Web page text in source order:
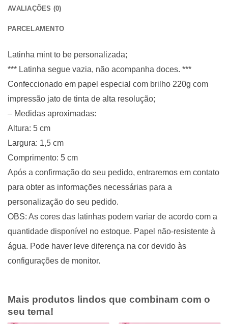
AVALIAÇÕES (0)
PARCELAMENTO
Latinha mint to be personalizada;
*** Latinha segue vazia, não acompanha doces. ***
Confeccionado em papel especial com brilho 220g com
impressão jato de tinta de alta resolução;
– Medidas aproximadas:
Altura: 5 cm
Largura: 1,5 cm
Comprimento: 5 cm
Após a confirmação do seu pedido, entraremos em contato
para obter as informações necessárias para a
personalização do seu pedido.
OBS: As cores das latinhas podem variar de acordo com a
quantidade disponível no estoque. Papel não-resistente à
água. Pode haver leve diferença na cor devido às
configurações de monitor.
Mais produtos lindos que combinam com o
seu tema!